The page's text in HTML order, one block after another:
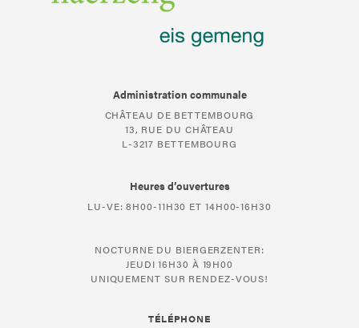
Administration communale
CHÂTEAU DE BETTEMBOURG
13, RUE DU CHÂTEAU
L-3217 BETTEMBOURG
Heures d’ouvertures
LU-VE: 8H00-11H30 ET 14H00-16H30
NOCTURNE DU BIERGERZENTER:
JEUDI 16H30 À 19H00
UNIQUEMENT SUR RENDEZ-VOUS!
TÉLÉPHONE